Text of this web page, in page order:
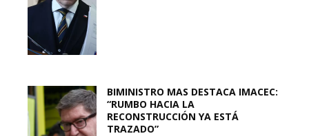
BIMINISTRO MAS DESTACA IMACEC:
“RUMBO HACIA LA
RECONSTRUCCIÓN YA ESTÁ
TRAZADO”